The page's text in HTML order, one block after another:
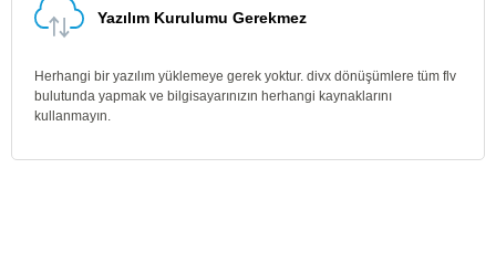
Yazılım Kurulumu Gerekmez
Herhangi bir yazılım yüklemeye gerek yoktur. divx dönüşümlere tüm flv
bulutunda yapmak ve bilgisayarınızın herhangi kaynaklarını
kullanmayın.